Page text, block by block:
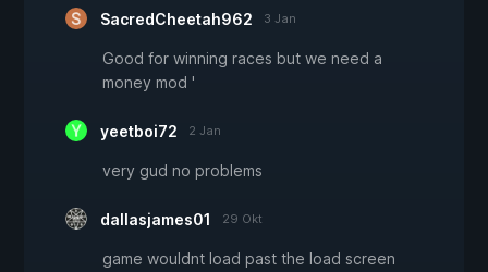
SacredCheetah962 3 Jan
Good for winning races but we need a
money mod '
yeetboi72 2 Jan
very gud no problems
dallasjames01 29 Okt
game wouldnt load past the load screen